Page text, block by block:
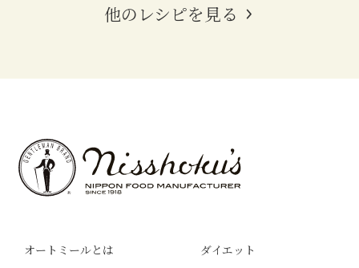
他のレシピを見る
オートミールとは
ダイエット